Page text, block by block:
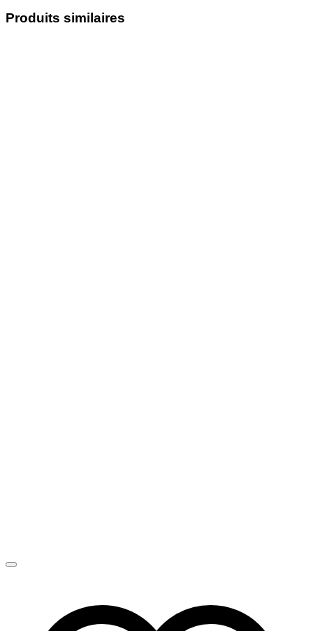
Produits similaires